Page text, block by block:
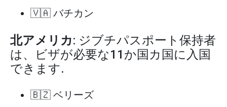
🇻🇦 バチカン
北アメリカ: ジブチパスポート保持者
は、ビザが必要な11か国カ国に入国
できます.
🇧🇿 ベリーズ